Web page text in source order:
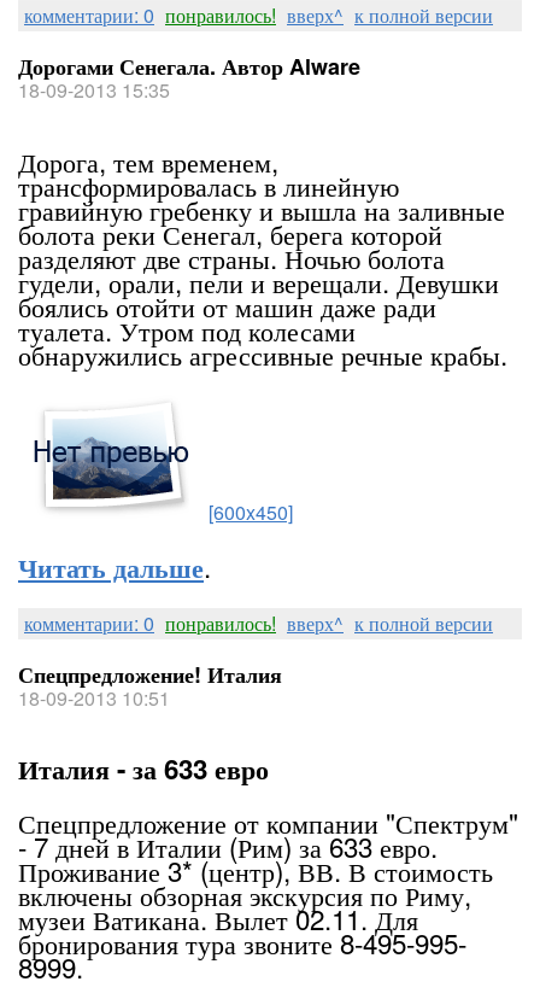
комментарии: 0 понравилось! вверх^ к полной версии
Дорогами Сенегала. Автор Alware
18-09-2013 15:35
Дорога, тем временем,
трансформировалась в линейную
гравийную гребенку и вышла на заливные
болота реки Сенегал, берега которой
разделяют две страны. Ночью болота
гудели, орали, пели и верещали. Девушки
боялись отойти от машин даже ради
туалета. Утром под колесами
обнаружились агрессивные речные крабы.
[600x450]
Читать дальше.
комментарии: 0 понравилось! вверх^ к полной версии
Спецпредложение! Италия
18-09-2013 10:51
Италия - за 633 евро
Спецпредложение от компании "Спектрум"
- 7 дней в Италии (Рим) за 633 евро.
Проживание 3* (центр), ВВ. В стоимость
включены обзорная экскурсия по Риму,
музеи Ватикана. Вылет 02.11. Для
бронирования тура звоните 8-495-995-
8999.